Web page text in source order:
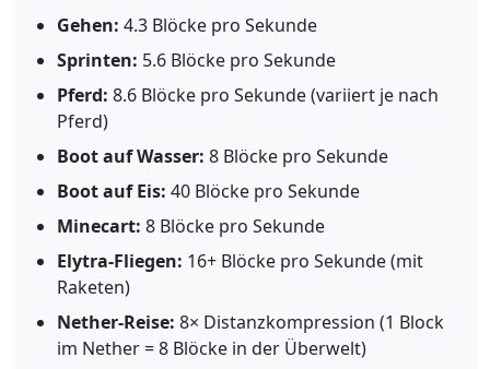
Gehen: 4.3 Blöcke pro Sekunde
Sprinten: 5.6 Blöcke pro Sekunde
Pferd: 8.6 Blöcke pro Sekunde (variiert je nach
Pferd)
Boot auf Wasser: 8 Blöcke pro Sekunde
Boot auf Eis: 40 Blöcke pro Sekunde
Minecart: 8 Blöcke pro Sekunde
Elytra-Fliegen: 16+ Blöcke pro Sekunde (mit
Raketen)
Nether-Reise: 8× Distanzkompression (1 Block
im Nether = 8 Blöcke in der Überwelt)